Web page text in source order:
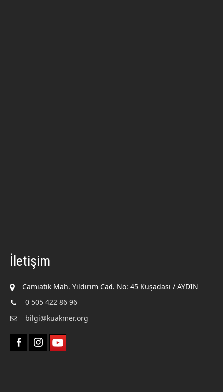
İletişim
Camiatik Mah. Yıldırım Cad. No: 45 Kuşadası / AYDIN
0 505 422 86 96
bilgi@kuakmer.org